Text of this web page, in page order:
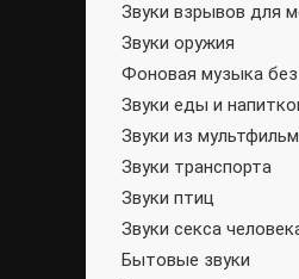
Звуки взрывов для
Звуки оружия
Фоновая музыка
Звуки еды и
Звуки из
Звуки транспорта
Звуки птиц
Звуки секса
Бытовые звуки